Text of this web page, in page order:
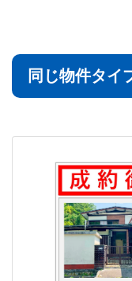
同じ物件タイ